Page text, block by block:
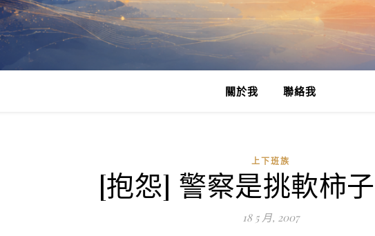
關於我 聯絡我
上下班族
[抱怨] 警察是挑軟柿
18 5 月, 2007